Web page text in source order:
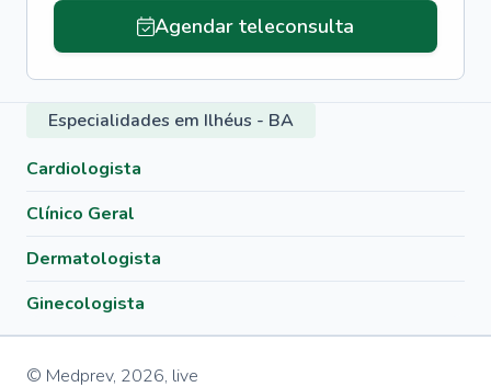
Agendar teleconsulta
Especialidades em Ilhéus - BA
Cardiologista
Clínico Geral
Dermatologista
Ginecologista
© Medprev, 2026, live